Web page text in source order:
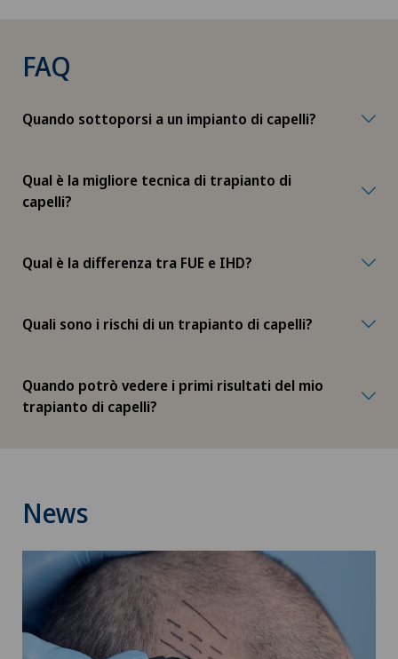
Chirurgia ortopedica
Chirurgia toracica
Chiusura del bacino / rebozo
Condizionamento fisico
Conflitto femoro-acetabolare
FAQ
Quando sottoporsi a un impianto di capelli?
Qual è la migliore tecnica di trapianto di
capelli?
Qual è la differenza tra FUE e IHD?
Quali sono i rischi di un trapianto di capelli?
Quando potrò vedere i primi risultati del mio
trapianto di capelli?
News